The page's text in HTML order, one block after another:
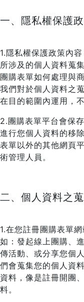
一、隱私權保護
1.隱私權保護政策內
所涉及的個人資料蒐
團購表單如何處理與
我們對於個人資料之
在目的範圍內運用，
2.團購表單平台會保
進行您個人資料的移
表單以外的其他網頁
術管理人員。
二、個人資料之
1.在您註冊團購表單
如：發起線上團購、
傳活動、或分享您個
們會蒐集您的個人資
資料，像是註冊開團
料。